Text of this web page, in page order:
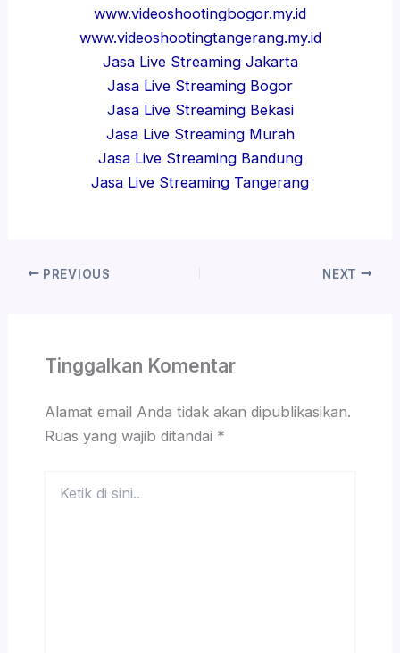
www.videoshootingbogor.my.id
www.videoshootingtangerang.my.id
Jasa Live Streaming Jakarta
Jasa Live Streaming Bogor
Jasa Live Streaming Bekasi
Jasa Live Streaming Murah
Jasa Live Streaming Bandung
Jasa Live Streaming Tangerang
PREVIOUS NEXT
Tinggalkan Komentar
Alamat email Anda tidak akan dipublikasikan.
Ruas yang wajib ditandai *